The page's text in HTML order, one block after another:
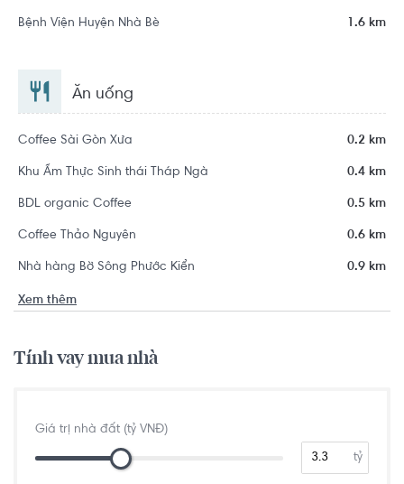
Bệnh Viện Huyện Nhà Bè 1.6 km
Ăn uống
Coffee Sài Gòn Xưa 0.2 km
Khu Ẩm Thực Sinh thái Tháp Ngà 0.4 km
BDL organic Coffee 0.5 km
Coffee Thảo Nguyên 0.6 km
Nhà hàng Bờ Sông Phước Kiển 0.9 km
Xem thêm
Tính vay mua nhà
Giá trị nhà đất (tỷ VNĐ)
tỷ